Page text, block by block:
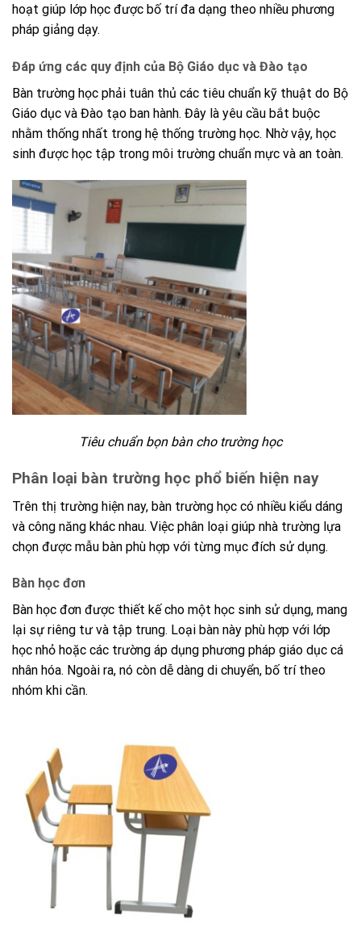
hoạt giúp lớp học được bố trí đa dạng theo nhiều phương
pháp giảng dạy.
Đáp ứng các quy định của Bộ Giáo dục và Đào tạo
Bàn trường học phải tuân thủ các tiêu chuẩn kỹ thuật do Bộ
Giáo dục và Đào tạo ban hành. Đây là yêu cầu bắt buộc
nhằm thống nhất trong hệ thống trường học. Nhờ vậy, học
sinh được học tập trong môi trường chuẩn mực và an toàn.
Tiêu chuẩn bọn bàn cho trường học
Phân loại bàn trường học phổ biến hiện nay
Trên thị trường hiện nay, bàn trường học có nhiều kiểu dáng
và công năng khác nhau. Việc phân loại giúp nhà trường lựa
chọn được mẫu bàn phù hợp với từng mục đích sử dụng.
Bàn học đơn
Bàn học đơn được thiết kế cho một học sinh sử dụng, mang
lại sự riêng tư và tập trung. Loại bàn này phù hợp với lớp
học nhỏ hoặc các trường áp dụng phương pháp giáo dục cá
nhân hóa. Ngoài ra, nó còn dễ dàng di chuyển, bố trí theo
nhóm khi cần.